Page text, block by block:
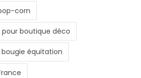
corn
boutique déco
bougie équitation